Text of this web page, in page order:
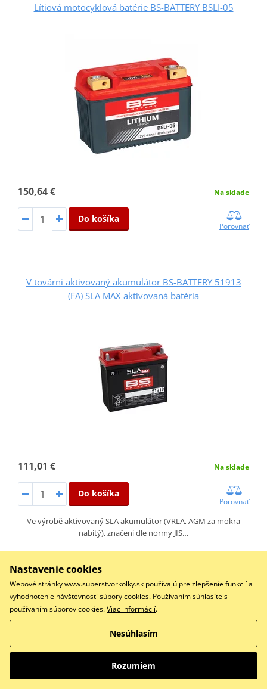
Lítiová motocyklová batérie BS-BATTERY BSLI-05
150,64 € Na sklade
Do košíka
Porovnať
V továrni aktivovaný akumulátor BS-BATTERY 51913
(FA) SLA MAX aktivovaná batéria
111,01 € Na sklade
Do košíka
Porovnať
Ve výrobě aktivovaný SLA akumulátor (VRLA, AGM za mokra
nabitý), značení dle normy JIS…
Konvenčný akumulátor ( s kyselinou) BS-BATTERY BB7L-
B Balenie vrát.kyseliny
Nastavenie cookies
Webové stránky www.superstvorkolky.sk používajú pre zlepšenie funkcií a
vyhodnotenie návštevnosti súbory cookies. Používaním súhlasíte s
používaním súborov cookies.Viac informácií.
Nesúhlasím
Rozumiem